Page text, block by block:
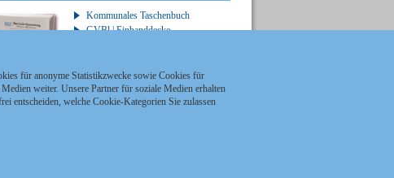
Kommunales Taschenbuch
GVBl | Einbanddecke
für anonyme Statistikzwecke sowie Cookies für
weiter. Unsere Partner für soziale Medien erhalten
entscheiden, welche Cookie-Kategorien Sie zulassen